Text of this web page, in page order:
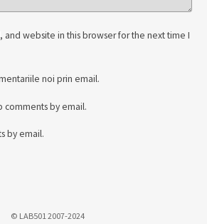
and website in this browser for the next time I
noi prin email.
by email.
by email.
© LAB501 2007-2024